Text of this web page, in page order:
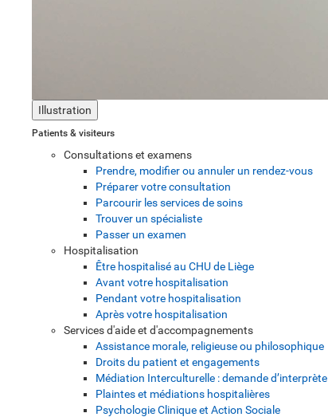
Illustration
Patients & visiteurs
Consultations et examens
Prendre, modifier ou annuler un rendez-vous
Préparer votre consultation
Parcourir les services de soins
Trouver un spécialiste
Passer un examen
Hospitalisation
Être hospitalisé au CHU de Liège
Avant votre hospitalisation
Pendant votre hospitalisation
Après votre hospitalisation
Services d'aide et d'accompagnements
Assistance morale, religieuse ou philosophique
Droits du patient et engagements
Médiation Interculturelle : demande d’interprète
Plaintes et médiations hospitalières
Psychologie Clinique et Action Sociale